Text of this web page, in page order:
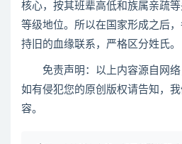
核心，按其班辈高低和族属亲疏
等级地位。所以在国家形成之后
持旧的血缘联系，严格区分姓氏。
免责声明：以上内容源自网络
如有侵犯您的原创版权请告知，
容。